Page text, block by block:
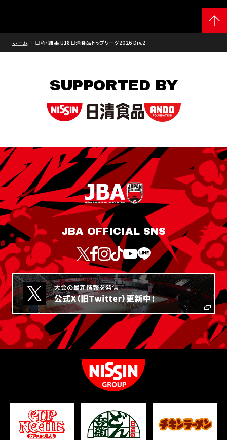
ホーム 日程・結果 U18日清食品トップリーグ2026 Div.2
SUPPORTED BY
JBA OFFICIAL SNS